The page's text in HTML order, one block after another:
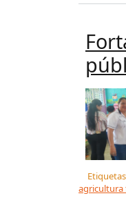
Etiquetas
agricultura